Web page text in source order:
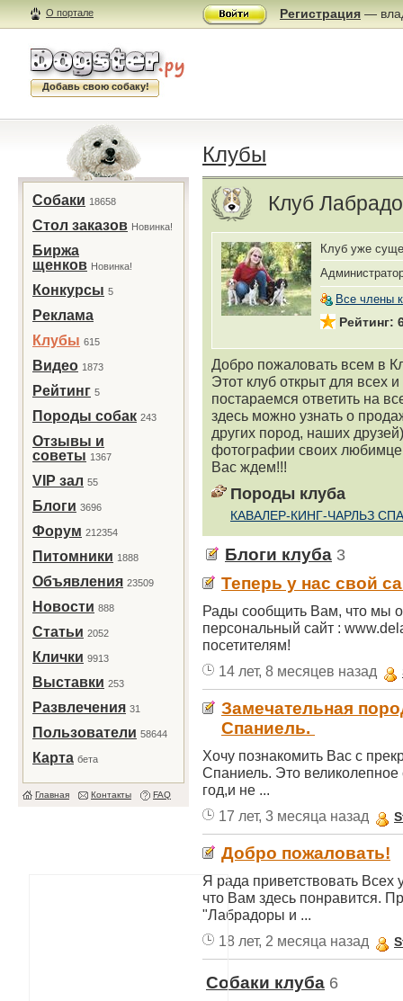
О портале Регистрация —
Добавь свою собаку!
Собаки 18658
Стол заказов Новинка!
Биржа
щенков Новинка!
Конкурсы 5
Реклама
Клубы 615
Видео 1873
Рейтинг 5
Породы собак 243
Отзывы и
советы 1367
VIP зал 55
Блоги 3696
Форум 212354
Питомники 1888
Объявления 23509
Новости 888
Статьи 2052
Клички 9913
Выставки 253
Развлечения 31
Пользователи 58644
Карта бета
Главная Контакты FAQ
Клубы
Клуб
Клуб уже
Все члены
Рейтинг:
Добро пожаловать всем в
Этот клуб открыт для всех
постараемся ответить на
здесь можно узнать о
других пород, наших
фотографии своих
Вас ждем!!!
Породы клуба
КАВАЛЕР-КИНГ-ЧАРЛЬЗ
Блоги клуба 3
Теперь у нас свой
Рады сообщить Вам, что мы
персональный сайт :
посетителям!
14 лет, 8 месяцев назад
Замечательная
Спаниель.
Хочу познакомить Вас с
Спаниель. Это
год,и не ...
17 лет, 3 месяца назад
Добро пожаловать!
Я рада приветствовать Всех
что Вам здесь понравится.
"Лабрадоры и ...
18 лет, 2 месяца назад
Собаки клуба 6